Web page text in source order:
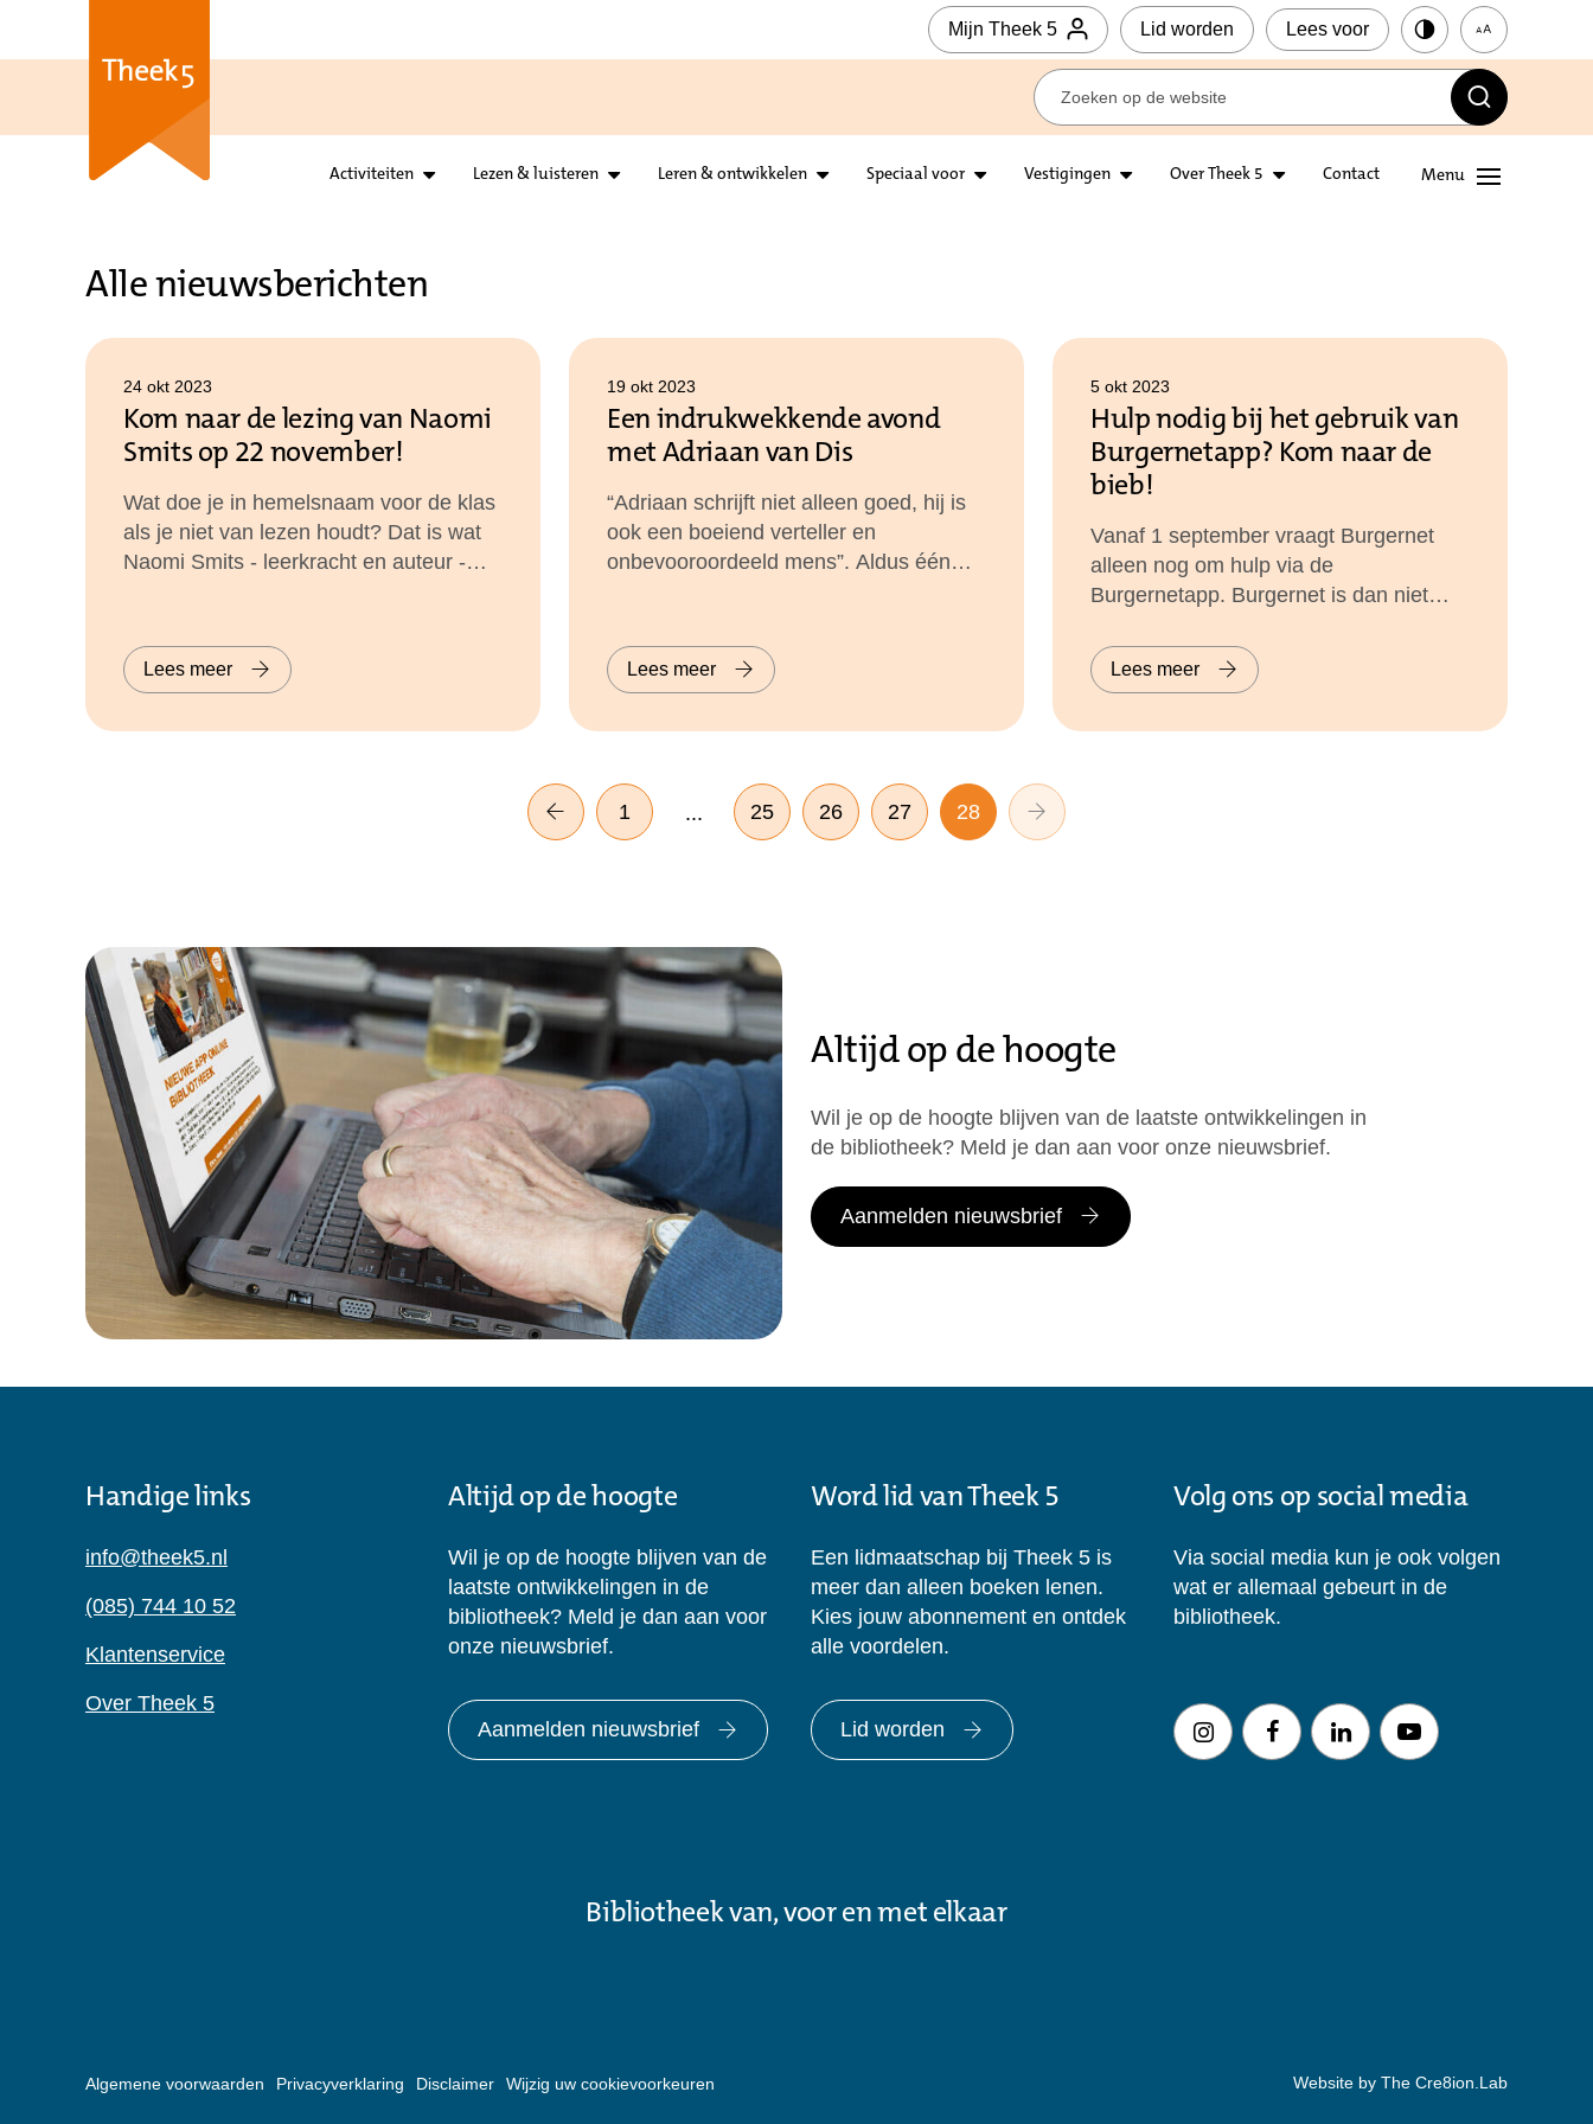
Mijn Theek 5 Lid worden Lees voor
Activiteiten Lezen & luisteren Leren & ontwikkelen Speciaal voor Vestigingen Over Theek 5 Contact
Alle nieuwsberichten
24 okt 2023
Kom naar de lezing van Naomi
Smits op 22 november!
Wat doe je in hemelsnaam voor de klas
als je niet van lezen houdt? Dat is wat
Naomi Smits - leerkracht en auteur -
leesbevordering, leesplezier, minder
methodisch werken en het belang van
Lees meer
19 okt 2023
Een indrukwekkende avond
met Adriaan van Dis
“Adriaan schrijft niet alleen goed, hij is
ook een boeiend verteller en
onbevooroordeeld mens”. Aldus één
maandagavond 16 oktober sprak de
schrijver over zijn nieuwe roman ‘Naar
Lees meer
5 okt 2023
Hulp nodig bij het gebruik van
Burgernetapp? Kom naar de
bieb!
Vanaf 1 september vraagt Burgernet
alleen nog om hulp via de
Burgernetapp. Burgernet is dan niet
spraakberichten. Heb je hulp nodig bij
het gebruik van de Burgernetapp? Kom
Lees meer
1 ... 25 26 27 28
Altijd op de hoogte
Wil je op de hoogte blijven van de laatste ontwikkelingen in
de bibliotheek? Meld je dan aan voor onze nieuwsbrief.
Aanmelden nieuwsbrief
Handige links
info@theek5.nl
(085) 744 10 52
Klantenservice
Over Theek 5
Altijd op de hoogte
Wil je op de hoogte blijven van de
laatste ontwikkelingen in de
bibliotheek? Meld je dan aan voor
onze nieuwsbrief.
Aanmelden nieuwsbrief
Word lid van Theek 5
Een lidmaatschap bij Theek 5 is
meer dan alleen boeken lenen.
Kies jouw abonnement en ontdek
alle voordelen.
Lid worden
Volg ons op social media
Via social media kun je ook volgen
wat er allemaal gebeurt in de
bibliotheek.
Bibliotheek van, voor en met elkaar
Algemene voorwaarden Privacyverklaring Disclaimer Wijzig uw cookievoorkeuren Website by The Cre8ion.Lab